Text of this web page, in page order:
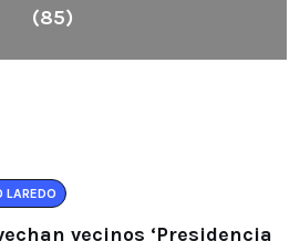
(85)
LAREDO
vecinos ‘Presidencia